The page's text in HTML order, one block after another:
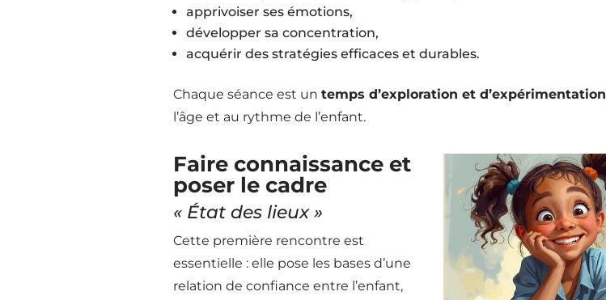
apprivoiser ses émotions,
développer sa concentration,
acquérir des stratégies efficaces et durables.
Chaque séance est un temps d’exploration et d’expérimentation
l’âge et au rythme de l’enfant.
Faire connaissance et
poser le cadre
« État des lieux »
Cette première rencontre est
essentielle : elle pose les bases d’une
relation de confiance entre l’enfant,